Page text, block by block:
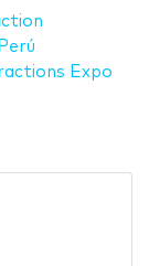
Expo